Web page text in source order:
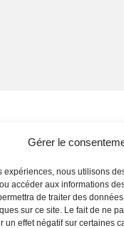
Gérer le
expériences, nous utilisons
accéder aux informations
de traiter des
sur ce site. Le fait de ne
un effet négatif sur certaines